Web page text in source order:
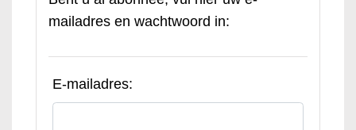
mailadres en wachtwoord in:
E-mailadres: